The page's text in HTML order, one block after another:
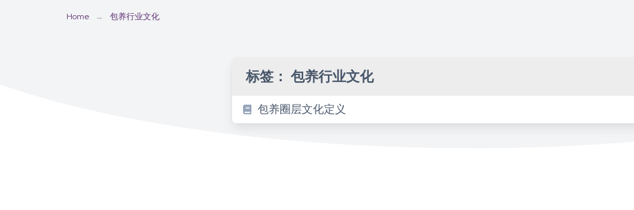
Home 包养行业文化
标签： 包养行业文化
包养圈层文化定义